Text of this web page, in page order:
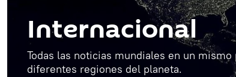
Internacional
Todas las noticias mundiales en un
diferentes regiones del planeta.